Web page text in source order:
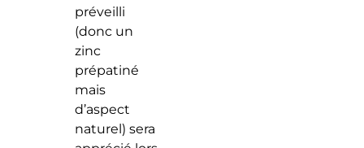
préveilli
(donc un
zinc
prépatiné
mais
d’aspect
naturel) sera